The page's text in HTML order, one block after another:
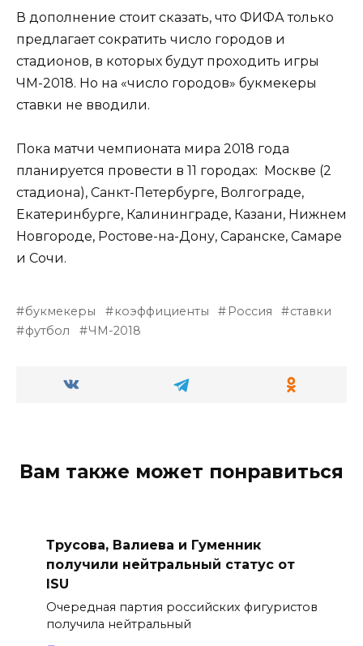
В дополнение стоит сказать, что ФИФА только
предлагает сократить число городов и
стадионов, в которых будут проходить игры
ЧМ-2018. Но на «число городов» букмекеры
ставки не вводили.
Пока матчи чемпионата мира 2018 года
планируется провести в 11 городах: Москве (2
стадиона), Санкт-Петербурге, Волгограде,
Екатеринбурге, Калининграде, Казани, Нижнем
Новгороде, Ростове-на-Дону, Саранске, Самаре
и Сочи.
букмекеры коэффициенты Россия
ставки
футбол
ЧМ-2018
Вам также может понравиться
Трусова, Валиева и Гуменник
получили нейтральный статус от
ISU
Очередная партия российских фигуристов
получила нейтральный